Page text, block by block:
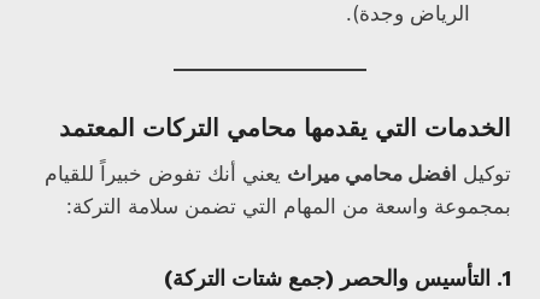
الرياض وجدة).
الخدمات التي يقدمها محامي التركات المعتمد
توكيل افضل محامي ميراث يعني أنك تفوض خبيراً للقيام
بمجموعة واسعة من المهام التي تضمن سلامة التركة:
1. التأسيس والحصر (جمع شتات التركة)